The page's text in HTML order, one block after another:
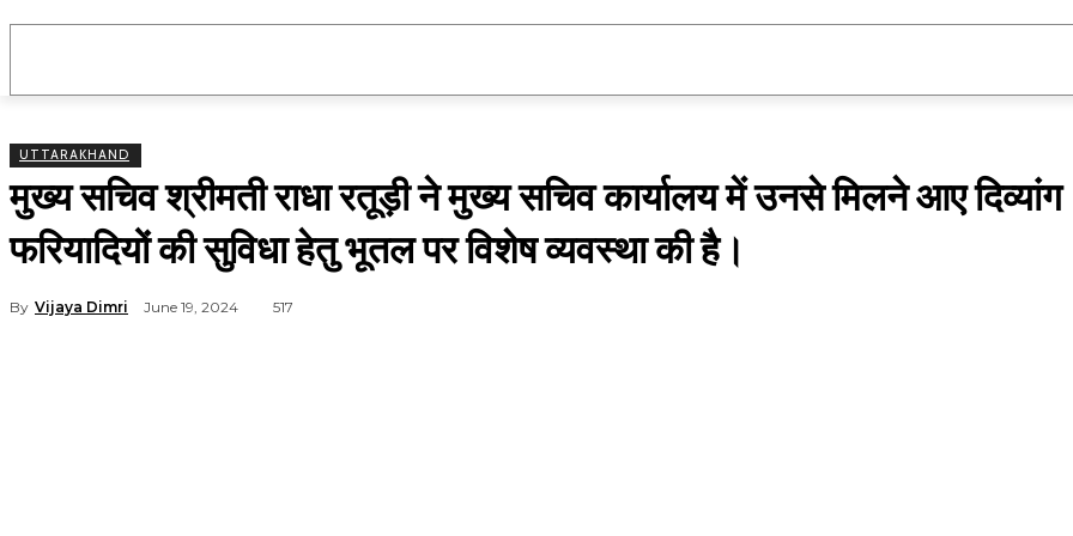
UTTARAKHAND
मुख्य सचिव श्रीमती राधा रतूड़ी ने मुख्य सचिव कार्यालय में उनसे मिलने आए दिव्यांग
फरियादियों की सुविधा हेतु भूतल पर विशेष व्यवस्था की है।
By Vijaya Dimri June 19, 2024 517